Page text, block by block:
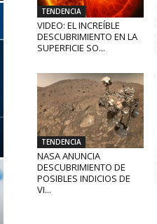
TENDENCIA
VIDEO: EL INCREÍBLE
DESCUBRIMIENTO EN LA
SUPERFICIE SO...
TENDENCIA
NASA ANUNCIA
DESCUBRIMIENTO DE
POSIBLES INDICIOS DE
VI...